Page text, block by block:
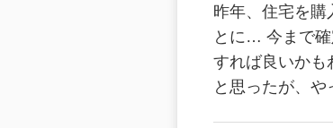
昨年、住宅を購
とに… 今まで確
すれば良いかも
と思ったが、